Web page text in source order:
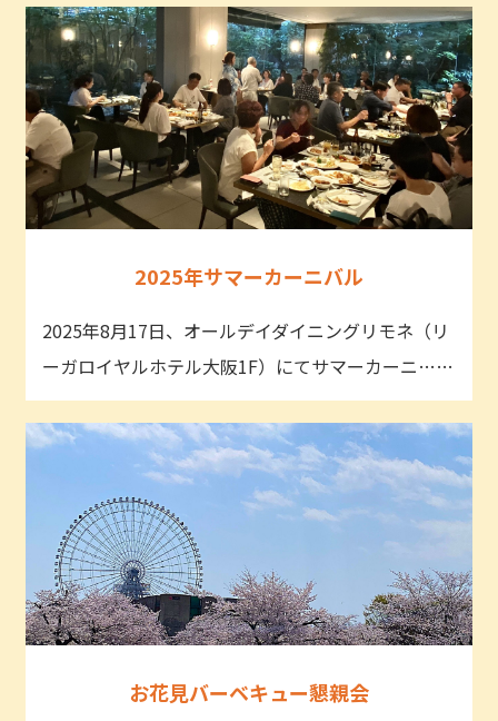
2025年サマーカーニバル
2025年8月17日、オールデイダイニングリモネ（リ
ーガロイヤルホテル大阪1F）にてサマーカーニ……
お花見バーベキュー懇親会